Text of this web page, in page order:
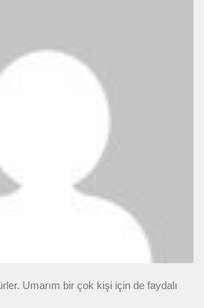
Umarım bir çok kişi için de faydalı